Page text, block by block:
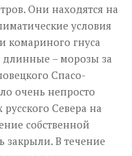
Они находятся на
условия
комариного гнуса
длинные – морозы за
Спасо-
очень непросто
Севера на
собственной
закрыли. В течение